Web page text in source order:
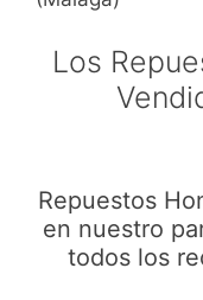
Los
Repuestos
en nuestro
todos los